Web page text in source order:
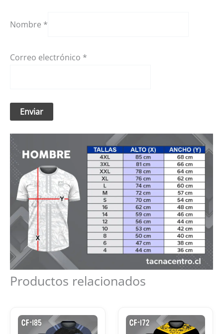
Nombre *
Correo electrónico *
Productos relacionados